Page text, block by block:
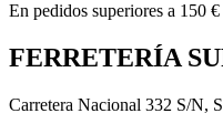
En pedidos superiores a 150 €
FERRETERÍA
Carretera Nacional 332 S/N,